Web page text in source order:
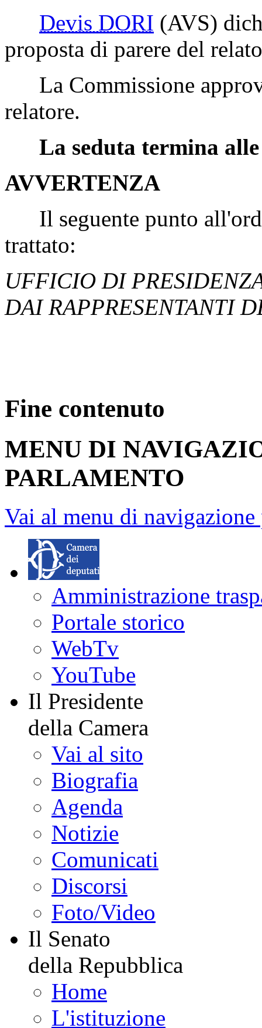
Devis DORI (AVS)
proposta di parere del
La Commissione
relatore.
La seduta termina
AVVERTENZA
Il seguente punto
trattato:
UFFICIO DI
DAI RAPPRESENTANTI
Fine contenuto
MENU DI
PARLAMENTO
Vai al menu di
Amministrazione
Portale storico
WebTv
YouTube
Il Presidente
della Camera
Vai al sito
Biografia
Agenda
Notizie
Comunicati
Discorsi
Foto/Video
Il Senato
della Repubblica
Home
L'istituzione